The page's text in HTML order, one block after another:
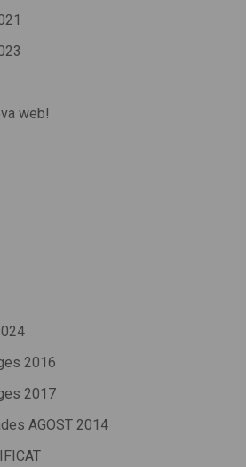
web!
2016
2017
AGOST 2014